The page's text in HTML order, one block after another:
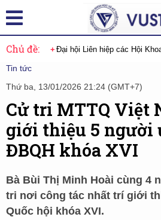
Chủ đề: Đại hội Liên hiệp các Hội
Tin tức
Thứ ba, 13/01/2026 21:24 (GMT+7)
Cử tri MTTQ Việt
giới thiệu 5 người
ĐBQH khóa XVI
Bà Bùi Thị Minh Hoài cùng 4
tri nơi công tác nhất trí giới
Quốc hội khóa XVI.